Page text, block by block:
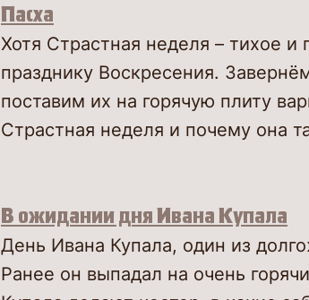
Пасха
Хотя Страстная неделя – тихое и
празднику Воскресения.
поставим их на горячую плиту
Страстная неделя и почему она
В ожидании дня Ивана Купала
День Ивана Купала, один из
Ранее он выпадал на очень